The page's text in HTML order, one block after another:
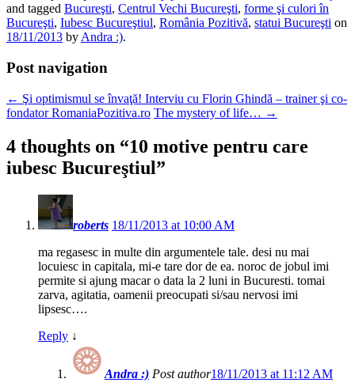
and tagged Bucureşti, Centrul Vechi Bucureşti, forme şi culori în
Bucureşti, Iubesc Bucureştiul, România Pozitivă, statui Bucureşti on
18/11/2013 by Andra :).
Post navigation
← Şi optimismul se învaţă! Interviu cu Florin Ghindă – trainer şi co-
fondator RomaniaPozitiva.ro The mystery of life… →
4 thoughts on “10 motive pentru care
iubesc Bucureştiul”
roberts 18/11/2013 at 10:00 AM
ma regasesc in multe din argumentele tale. desi nu mai
locuiesc in capitala, mi-e tare dor de ea. noroc de jobul imi
permite si ajung macar o data la 2 luni in Bucuresti. tomai
zarva, agitatia, oamenii preocupati si/sau nervosi imi
lipsesc….
Reply ↓
Andra :) Post author18/11/2013 at 11:12 AM